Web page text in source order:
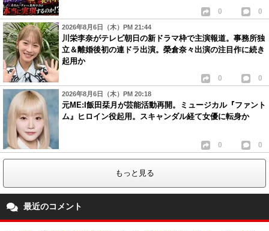
0 0
2026年8月6日（木）PM 21:44
川栄李奈がテレビ朝日の新ドラマ枠で主演報道。事務所独
立＆離婚後初の連ドラ出演。榮倉奈々出演の注目作に続き
起用か
0 0
2026年8月6日（木）PM 20:18
元ME:I飯田栞月が芸能活動再開。ミュージカル『ファント
ム』ヒロイン役起用。スキャンダル経て女優に転身か
0 0
もっと見る
最近のコメント